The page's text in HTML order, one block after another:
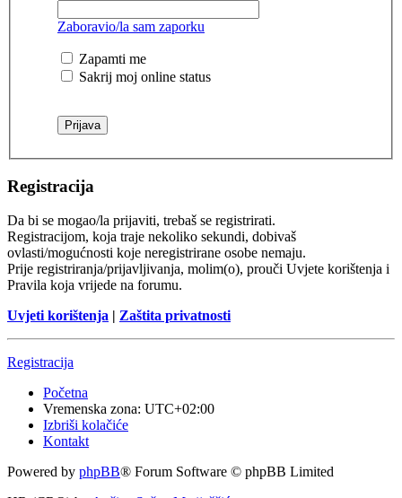
Zaboravio/la sam zaporku
Zapamti me
Sakrij moj online status
Registracija
Da bi se mogao/la prijaviti, trebaš se registrirati.
Registracijom, koja traje nekoliko sekundi, dobivaš
ovlasti/mogućnosti koje neregistrirane osobe nemaju.
Prije registriranja/prijavljivanja, molim(o), prouči Uvjete korištenja i
Pravila koja vrijede na forumu.
Uvjeti korištenja | Zaštita privatnosti
Registracija
Početna
Vremenska zona: UTC+02:00
Izbriši kolačiće
Kontakt
Powered by phpBB® Forum Software © phpBB Limited